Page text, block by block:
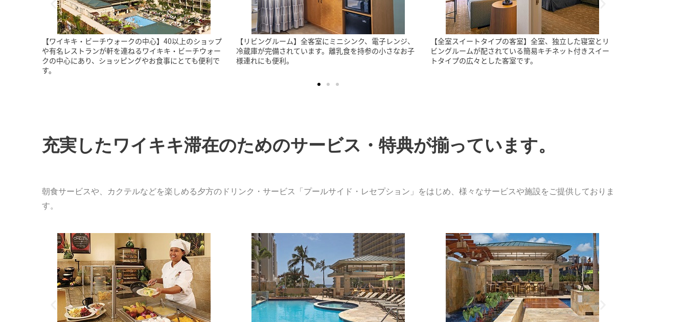
【リビングルーム】全客室にミニシンク、電子レンジ、
冷蔵庫が完備されています。離乳食を持参の小さなお子
様連れにも便利。
【全室スイートタイプの客室】全室、独立した寝室とリ
ビングルームが配されている簡易キチネット付きスイー
トタイプの広々とした客室です。
【ワイキキ・ビーチウォークの中心】40以上のショップ
や有名レストランが軒を連ねるワイキキ・ビーチウォー
クの中心にあり、ショッピングやお食事にとても便利で
充実したワイキキ滞在のためのサービス・特典が揃っています。
朝食サービスや、カクテルなどを楽しめる夕方のドリンク・サービス「プールサイド・レセプション」をはじめ、様々なサービスや施設をご提供しておりま
す。